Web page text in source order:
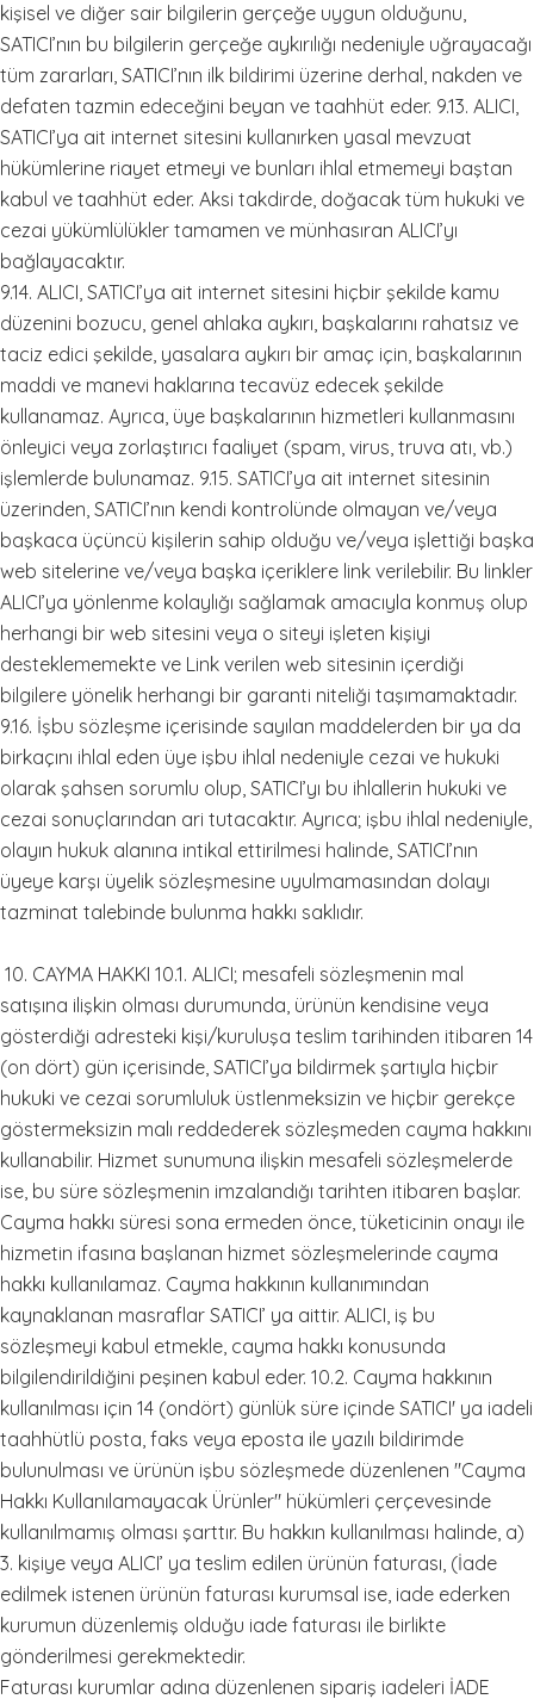
kişisel ve diğer sair bilgilerin gerçeğe uygun olduğunu,
SATICI’nın bu bilgilerin gerçeğe aykırılığı nedeniyle uğrayacağı
tüm zararları, SATICI’nın ilk bildirimi üzerine derhal, nakden ve
defaten tazmin edeceğini beyan ve taahhüt eder. 9.13. ALICI,
SATICI’ya ait internet sitesini kullanırken yasal mevzuat
hükümlerine riayet etmeyi ve bunları ihlal etmemeyi baştan
kabul ve taahhüt eder. Aksi takdirde, doğacak tüm hukuki ve
cezai yükümlülükler tamamen ve münhasıran ALICI’yı
bağlayacaktır.
9.14. ALICI, SATICI’ya ait internet sitesini hiçbir şekilde kamu
düzenini bozucu, genel ahlaka aykırı, başkalarını rahatsız ve
taciz edici şekilde, yasalara aykırı bir amaç için, başkalarının
maddi ve manevi haklarına tecavüz edecek şekilde
kullanamaz. Ayrıca, üye başkalarının hizmetleri kullanmasını
önleyici veya zorlaştırıcı faaliyet (spam, virus, truva atı, vb.)
işlemlerde bulunamaz. 9.15. SATICI’ya ait internet sitesinin
üzerinden, SATICI’nın kendi kontrolünde olmayan ve/veya
başkaca üçüncü kişilerin sahip olduğu ve/veya işlettiği başka
web sitelerine ve/veya başka içeriklere link verilebilir. Bu linkler
ALICI’ya yönlenme kolaylığı sağlamak amacıyla konmuş olup
herhangi bir web sitesini veya o siteyi işleten kişiyi
desteklememekte ve Link verilen web sitesinin içerdiği
bilgilere yönelik herhangi bir garanti niteliği taşımamaktadır.
9.16. İşbu sözleşme içerisinde sayılan maddelerden bir ya da
birkaçını ihlal eden üye işbu ihlal nedeniyle cezai ve hukuki
olarak şahsen sorumlu olup, SATICI’yı bu ihlallerin hukuki ve
cezai sonuçlarından ari tutacaktır. Ayrıca; işbu ihlal nedeniyle,
olayın hukuk alanına intikal ettirilmesi halinde, SATICI’nın
üyeye karşı üyelik sözleşmesine uyulmamasından dolayı
tazminat talebinde bulunma hakkı saklıdır.
10. CAYMA HAKKI 10.1. ALICI; mesafeli sözleşmenin mal
satışına ilişkin olması durumunda, ürünün kendisine veya
gösterdiği adresteki kişi/kuruluşa teslim tarihinden itibaren 14
(on dört) gün içerisinde, SATICI’ya bildirmek şartıyla hiçbir
hukuki ve cezai sorumluluk üstlenmeksizin ve hiçbir gerekçe
göstermeksizin malı reddederek sözleşmeden cayma hakkını
kullanabilir. Hizmet sunumuna ilişkin mesafeli sözleşmelerde
ise, bu süre sözleşmenin imzalandığı tarihten itibaren başlar.
Cayma hakkı süresi sona ermeden önce, tüketicinin onayı ile
hizmetin ifasına başlanan hizmet sözleşmelerinde cayma
hakkı kullanılamaz. Cayma hakkının kullanımından
kaynaklanan masraflar SATICI’ ya aittir. ALICI, iş bu
sözleşmeyi kabul etmekle, cayma hakkı konusunda
bilgilendirildiğini peşinen kabul eder. 10.2. Cayma hakkının
kullanılması için 14 (ondört) günlük süre içinde SATICI' ya iadeli
taahhütlü posta, faks veya eposta ile yazılı bildirimde
bulunulması ve ürünün işbu sözleşmede düzenlenen "Cayma
Hakkı Kullanılamayacak Ürünler" hükümleri çerçevesinde
kullanılmamış olması şarttır. Bu hakkın kullanılması halinde, a)
3. kişiye veya ALICI’ ya teslim edilen ürünün faturası, (İade
edilmek istenen ürünün faturası kurumsal ise, iade ederken
kurumun düzenlemiş olduğu iade faturası ile birlikte
gönderilmesi gerekmektedir.
Faturası kurumlar adına düzenlenen sipariş iadeleri İADE